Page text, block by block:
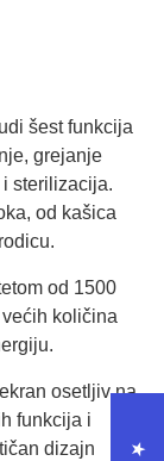
šest funkcija
grejanje
sterilizacija.
od kašica
od 1500
količina
osetljiv na
funkcija i
dizajn